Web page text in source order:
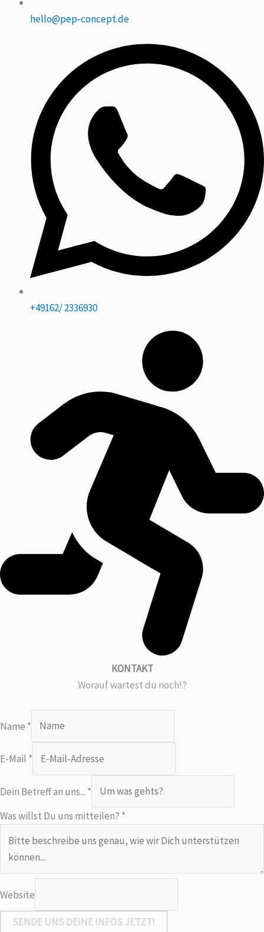
hello@pep-concept.de
+49162/ 2336930
KONTAKT
Worauf wartest du noch!?
Name *
E-Mail *
Dein Betreff an uns... *
a
E
-
Was willst Du uns mitteilen? *
Website
SENDE UNS DEINE INFOS JETZT!